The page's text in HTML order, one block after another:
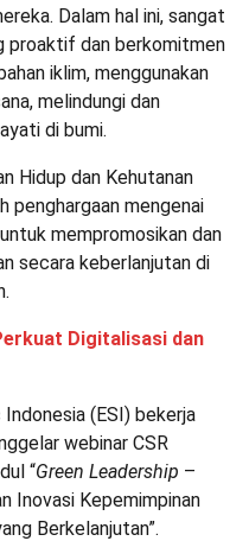
Dalam hal ini, sangat
proaktif dan berkomitmen
iklim, menggunakan
melindungi dan
di bumi.
Hidup dan Kehutanan
penghargaan mengenai
mempromosikan dan
secara keberlanjutan di
Digitalisasi dan
(ESI) bekerja
webinar CSR
“Green Leadership –
Inovasi Kepemimpinan
Berkelanjutan”.